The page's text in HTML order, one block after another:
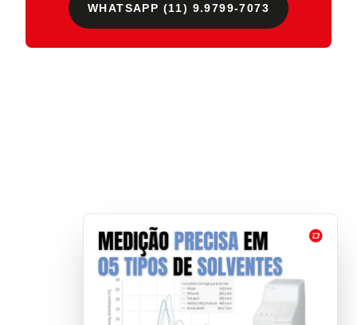
WHATSAPP (11) 9.9799-7073